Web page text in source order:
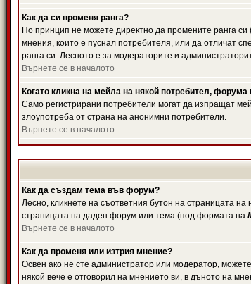
Как да си променя ранга?
По принцип не можете директно да промените ранга
мнения, които е пуснал потребителя, или да отличат
ранга си. Лесното е за модераторите и
Върнете се в началото
Когато кликна на мейла на някой потребител, форума
Само регистрирани потребители могат да изпращат
злоупотреба от страна на анонимни потребители.
Върнете се в началото
Как да създам тема във форум?
Лесно, кликнете на съответния бутон на страницата
страницата на даден форум или тема (под формата на
Върнете се в началото
Как да променя или изтрия мнение?
Освен ако не сте администратор или модератор,
някой вече е отговорил на мнението ви, в дъното на